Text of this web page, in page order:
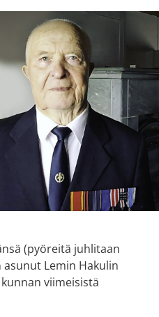
(pyöreitä juhlitaan
Lemin Hakulin
viimeisistä